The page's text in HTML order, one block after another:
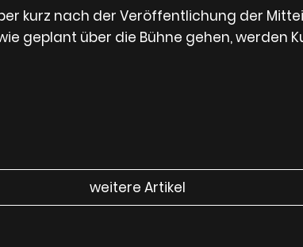
kurz nach der Veröffentlichung der
geplant über die Bühne gehen, werden
weitere Artikel